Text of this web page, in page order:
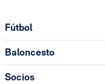
Fútbol
Baloncesto
Socios